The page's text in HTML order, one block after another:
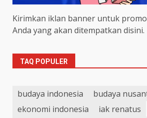
Kirimkan iklan banner untuk
Anda yang akan ditempatkan disini.
TAQ POPULER
budaya indonesia
budaya
ekonomi indonesia
iak renatus